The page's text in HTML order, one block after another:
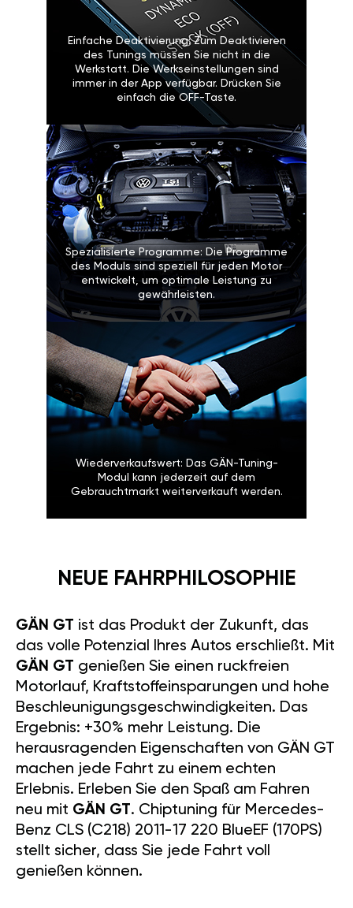
Einfache Deaktivierung: Zum Deaktivieren
des Tunings müssen Sie nicht in die
Werkstatt. Die Werkseinstellungen sind
immer in der App verfügbar. Drücken Sie
einfach die OFF-Taste.
Spezialisierte Programme: Die Programme
des Moduls sind speziell für jeden Motor
entwickelt, um optimale Leistung zu
gewährleisten.
Wiederverkaufswert: Das GÄN-Tuning-
Modul kann jederzeit auf dem
Gebrauchtmarkt weiterverkauft werden.
NEUE FAHRPHILOSOPHIE
GÄN GT ist das Produkt der Zukunft, das
das volle Potenzial Ihres Autos erschließt. Mit
GÄN GT genießen Sie einen ruckfreien
Motorlauf, Kraftstoffeinsparungen und hohe
Beschleunigungsgeschwindigkeiten. Das
Ergebnis: +30% mehr Leistung. Die
herausragenden Eigenschaften von GÄN GT
machen jede Fahrt zu einem echten
Erlebnis. Erleben Sie den Spaß am Fahren
neu mit GÄN GT. Chiptuning für Mercedes-
Benz CLS (C218) 2011-17 220 BlueEF (170PS)
stellt sicher, dass Sie jede Fahrt voll
genießen können.